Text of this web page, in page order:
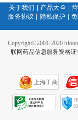
关于我们 | 产品大全|
服务协议 | 隐私保护 |
Copyright©2001-2020
联网药品信息服务资格
上海工商